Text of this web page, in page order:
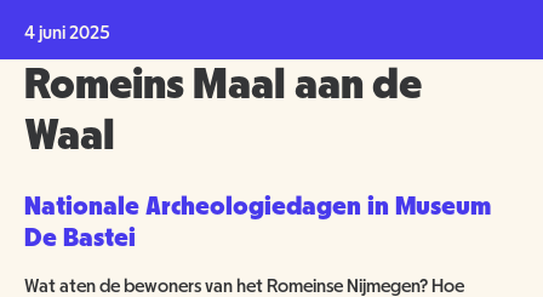
OPENINGSTIJDEN
TOEGANKELIJKHEID
OVER ONS
MISSIE EN VISIE
ORGANISATIE
GROENMAKERS
SCHOLEN
4 juni 2025
Romeins Maal aan de
Waal
Nationale Archeologiedagen in Museum
De Bastei
Wat aten de bewoners van het Romeinse Nijmegen? Hoe